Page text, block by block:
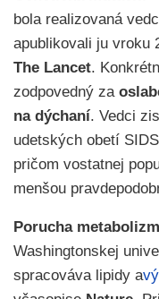
bola realizovaná
apublikovali ju vroku
The Lancet.
zodpovedný za
na dýchaní. Vedci
udetských obetí
pričom vostatnej
menšou
Porucha
Washingtonskej
spracováva lipidy a